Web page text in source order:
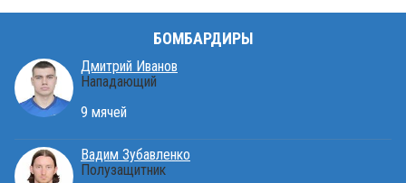
БОМБАРДИРЫ
Дмитрий Иванов
Нападающий
9 мячей
Вадим Зубавленко
Полузащитник